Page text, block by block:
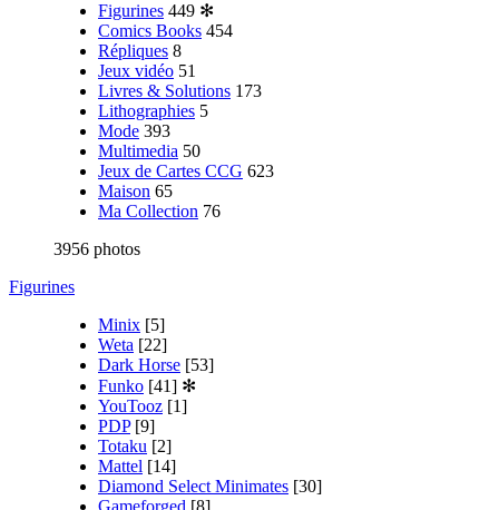
Figurines 449 ✻
Comics Books 454
Répliques 8
Jeux vidéo 51
Livres & Solutions 173
Lithographies 5
Mode 393
Multimedia 50
Jeux de Cartes CCG 623
Maison 65
Ma Collection 76
3956 photos
Figurines
Minix [5]
Weta [22]
Dark Horse [53]
Funko [41] ✻
YouTooz [1]
PDP [9]
Totaku [2]
Mattel [14]
Diamond Select Minimates [30]
Gameforged [8]